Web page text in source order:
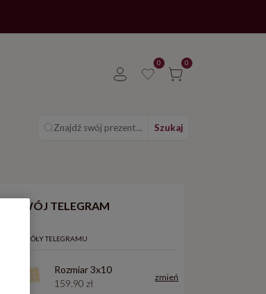
0 0
Znajdź swój prezent... Szukaj
Cena: 89.90 zł Cena: 99.90 zł
TWÓJ TELEGRAM
SZCZEGÓŁY TELEGRAMU
Rozmiar 3x10
159.90 zł
zmień